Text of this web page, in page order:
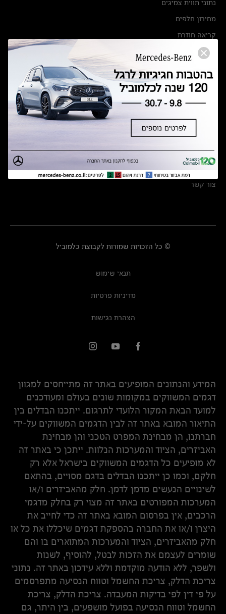
נתוני תווית צמיגים
מחירון חלפים
קריאה חוזרת
הודעה על הטבות לרכבי מרצדס בהסדר פשרה בתצ 56447-02-19
תקנון ימי מכירות 120 לכלמוביל
מצאו אותנו
אולמות תצוגה
מרכזי שירות
צור קשר
© כל הזכויות שמורות לקבוצת כלמוביל
תנאי שימוש
מדיניות פרטיות
הצהרת נגישות
המידע והנתונים המופיעים באתר זה מתייחסים למגוון
דגמים המשווקים במקומות שונים בעולם ומעודכנים
למועד הבאת המקור הלועדי לתרגום. ייתכנו הבדלים בין
התיאור המובא באתר זה לבין הדגמים המשווקים על-ידי
חברתנו, הן מבחינת המפרט הטכני והן מבחינת
האביזרים, הציוד והמערכות הנלוות. ייתכן כי באתר זה
לא מופיעים כל הדגמים המשווקים בישראל אלא רק
חלקם, וכמו כן ייתכנו הבדלים בדגם מסויים, בהתאם
לשינויים הנעשים מדמן לדמן. חלק מהאביזרים ו/או
המערכות המפורטים באתר זה מצוי רק בחלק מדגמי
הרכבים, אין בפרסום המובא באתר זה כדי לחייב את
היצרן ו/או את החברה בהספקת דגמים שיכללו את כל או
חלק מהאביזרים, הציוד והמערכות המתוארים בו והם
שומרים לעצמם את הזכות לבטל, להוסיף, לשנות
ולשפר, ללא הודעה מוקדמת וללא עידכון באתר זה. נתוני
צריכת הדלק, צריכת החשמל וטווח הנסיעה מתפרסמים
על פי דין לפי בדיקות המעבדה. צריכת הדלק, צריכת
החשמל וטווח הנסיעה בפועל מושפעים, בין היתר, גם